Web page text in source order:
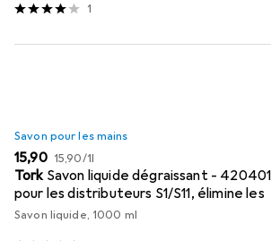
1
Savon pour les mains
EUR
15,90 EUR
15,90/1l
Tork Savon liquide dégraissant -
pour les distributeurs S1/S11, élimine les
Savon liquide, 1000 ml